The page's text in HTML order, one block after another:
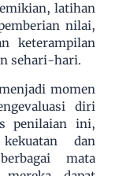
latihan
nilai,
keterampilan
sehari-hari.
momen
diri
penilaian ini,
dan
mata